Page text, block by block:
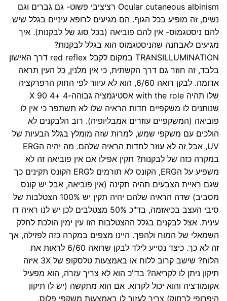
Ocular cutaneous albinism רציציבי פשוט- גם גברים וגם
נשים, זה מופיע בכל הגוף. הם מגיעים לרופא עיניים בגלל שיש
להם ניסטגמוס- אין להם פוביאה (בכל סוג של לבקנות). איך
מגיעים לאבחנה שהניסטגמוס הוא בגלל לבקנות?
TRANSILLUMINATION במקום לקבל red reflex דרך האישון
בלבד, זה חוזר גם דרך הקשתית, כי אין מלנין, כל העין תראה
אדומה. לבקן רואה 6/60, הוא לא עיוור לפי החוק הרפרקציה
שלו תהיה with the role אסטיגמציה גבוהה-4 +4 X 90
שנותנים לו משקפיים חדות הראיה שלו לא תשתפר כי אין לו
פוביאה (המשקפיים עוזרים אמבליופיה). רוב הלבקנים לא
הולכים עם משקפי שמש, למרות שזה מומלץ בגלל הבעיות של
UV, אבל זה לא עוזר לחדות הראיה שלהם. מה יהיה הERG
במקרה כזה של לבקנות? תקין אפילו אם אין פוביאה זה לא
משפיע על הERG, הקונס לא תורמים לERG הקונס תקינים כך
שגם ראיית הצבעים תהיה תקינה (אין פוביאה, אבל יש קונס
מסביב) שדה הראיה שלהם יהיה תקין יש 100% הצטלבות של
סיבי העצב בכיאזמה, בד"כ 50% מצטלבים לכן יש לנו ראיה דו
עינית. אצל לבקנים בגלל ההצטלבות הזו עין ימין הולכת לחלק
השמאלי של המוח ולהפך. היינו מצפים במקרה כזה לפזילה, אך
זה לא כך. כיצד נסייע לילד לבקן שרואה 6/60 לראות את
הלוח? שישב קרוב ללוח או באמצעות טלסקופ של 3X איזה
תיקון ניתן לו לקריאה? בד"כ הוא לא צריך עזרה, הוא מפעיל
אקומודציה והוא יכול לקרוא. אם הוא מתקשה (יש לו תיקון
היפרופי לרחוק) צריך לעזור לו באמצעות משקפי פלוס.